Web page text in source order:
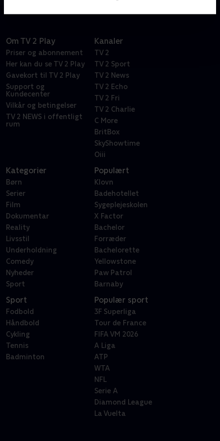
Om TV 2 Play
Priser og abonnement
Her kan du se TV 2 Play
Gavekort til TV 2 Play
Support og
Kundecenter
Vilkår og betingelser
TV 2 NEWS i offentligt
rum
Kanaler
TV 2
TV 2 Sport
TV 2 News
TV 2 Echo
TV 2 Fri
TV 2 Charlie
C More
BritBox
SkyShowtime
Oiii
Kategorier
Børn
Serier
Film
Dokumentar
Reality
Livsstil
Underholdning
Comedy
Nyheder
Sport
Populært
Klovn
Badehotellet
Sygeplejeskolen
X Factor
Bachelor
Forræder
Bachelorette
Yellowstone
Paw Patrol
Barnaby
Sport
Fodbold
Håndbold
Cykling
Tennis
Badminton
Populær sport
3F Superliga
Tour de France
FIFA VM 2026
A Liga
ATP
WTA
NFL
Serie A
Diamond League
La Vuelta